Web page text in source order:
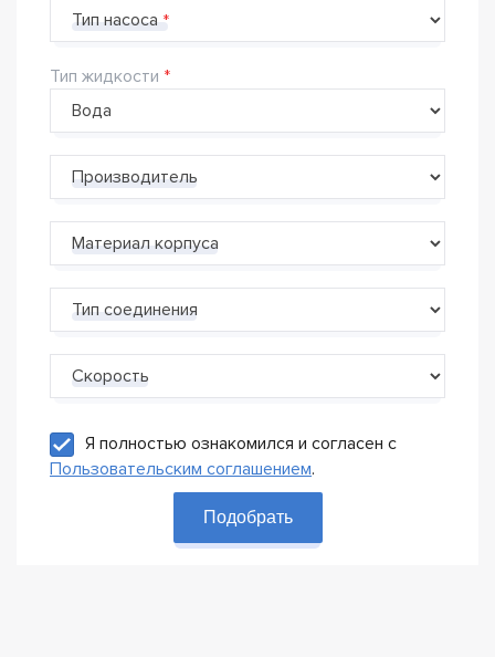
Тип насоса
Тип жидкости
Производитель
Материал корпуса
Тип соединения
Скорость
Я полностью ознакомился и согласен с
Пользовательским соглашением.
Подобрать